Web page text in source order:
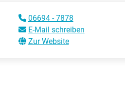
06694 - 7878
E-Mail schreiben
Zur Website